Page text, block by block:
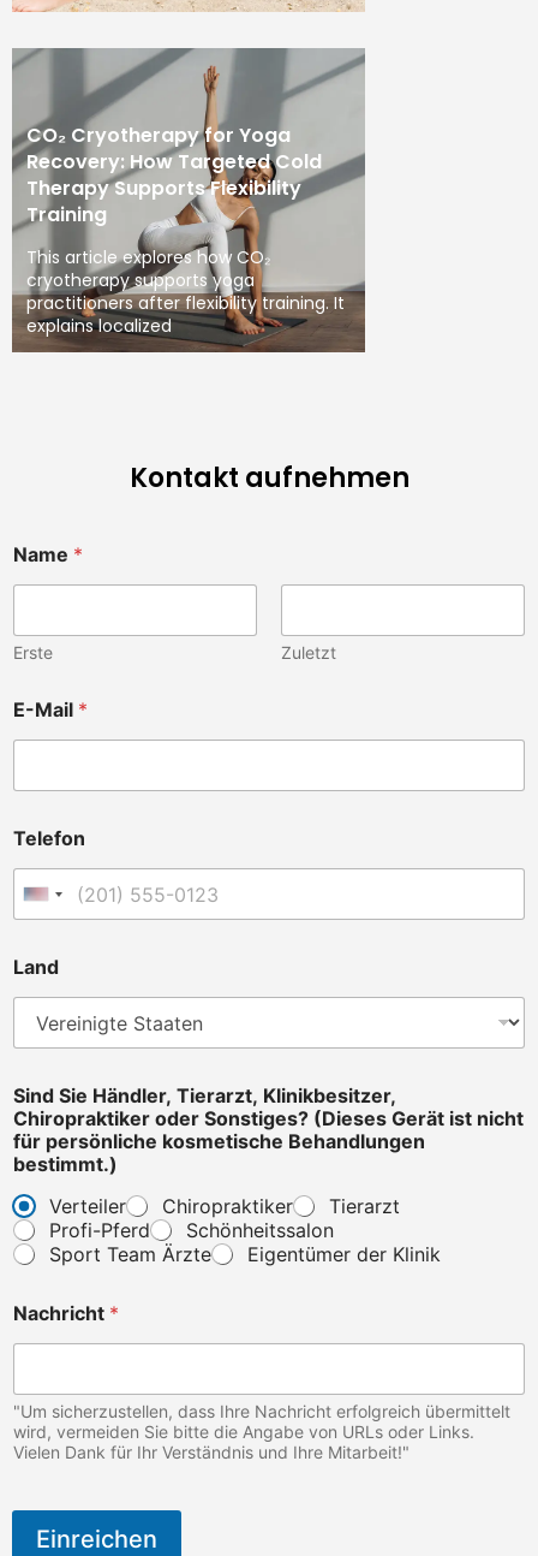
CO₂ Cryotherapy for Yoga
Recovery: How Targeted Cold
Therapy Supports Flexibility
Training
This article explores how CO₂
cryotherapy supports yoga
practitioners after flexibility training. It
explains localized
Kontakt aufnehmen
Name *
Erste Zuletzt
E-Mail *
Telefon
Vereinigte Staaten +1
Land
Sind Sie Händler, Tierarzt, Klinikbesitzer,
Chiropraktiker oder Sonstiges? (Dieses Gerät ist nicht
für persönliche kosmetische Behandlungen
bestimmt.)
Verteiler
Chiropraktiker
Tierarzt
Profi-Pferd
Schönheitssalon
Sport Team Ärzte
Eigentümer der Klinik
i
n
S
i
n
d
Nachricht *
"Um sicherzustellen, dass Ihre Nachricht erfolgreich übermittelt
wird, vermeiden Sie bitte die Angabe von URLs oder Links.
Vielen Dank für Ihr Verständnis und Ihre Mitarbeit!"
Einreichen